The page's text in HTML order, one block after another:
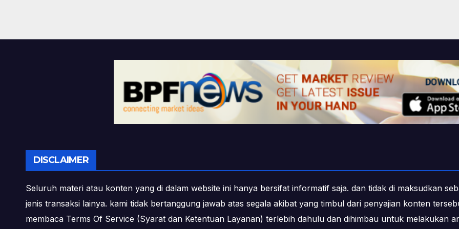
DISCLAIMER
Seluruh materi atau konten yang di dalam website ini hanya bersifat informatif saja. dan tidak di maksudkan
jenis transaksi lainya. kami tidak bertanggung jawab atas segala akibat yang timbul dari penyajian konten
membaca Terms Of Service (Syarat dan Ketentuan Layanan) terlebih dahulu dan dihimbau untuk melakukan